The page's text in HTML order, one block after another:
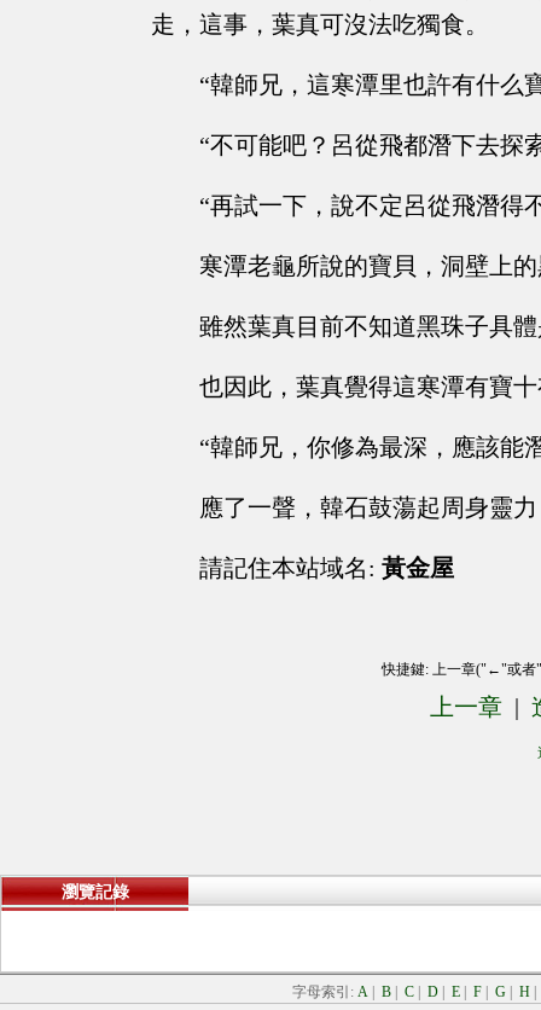
走，這事，葉真可沒法吃獨食。
“韓師兄，這寒潭里也許有什么
“不可能吧？呂從飛都潛下去探
“再試一下，說不定呂從飛潛得
寒潭老龜所說的寶貝，洞壁上
雖然葉真目前不知道黑珠子具
也因此，葉真覺得這寒潭有寶
“韓師兄，你修為最深，應該能
應了一聲，韓石鼓蕩起周身靈
請記住本站域名: 黃金屋
快捷鍵: 上一章("←"或
上一章 |
瀏覽記錄
字母索引: A B C D E F G H